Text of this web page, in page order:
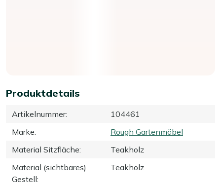
Produktdetails
Artikelnummer:
104461
Marke:
Rough Gartenmöbel
Material Sitzfläche:
Teakholz
Material (sichtbares)
Gestell:
Teakholz